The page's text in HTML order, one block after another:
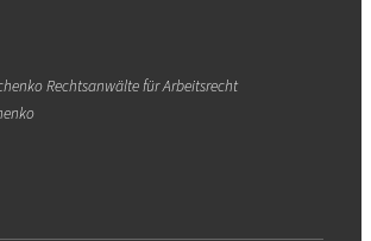
Rechtsanwälte für Arbeitsrecht